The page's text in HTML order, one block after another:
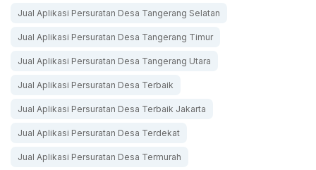
Jual Aplikasi Persuratan Desa Tangerang Selatan
Jual Aplikasi Persuratan Desa Tangerang Timur
Jual Aplikasi Persuratan Desa Tangerang Utara
Jual Aplikasi Persuratan Desa Terbaik
Jual Aplikasi Persuratan Desa Terbaik Jakarta
Jual Aplikasi Persuratan Desa Terdekat
Jual Aplikasi Persuratan Desa Termurah